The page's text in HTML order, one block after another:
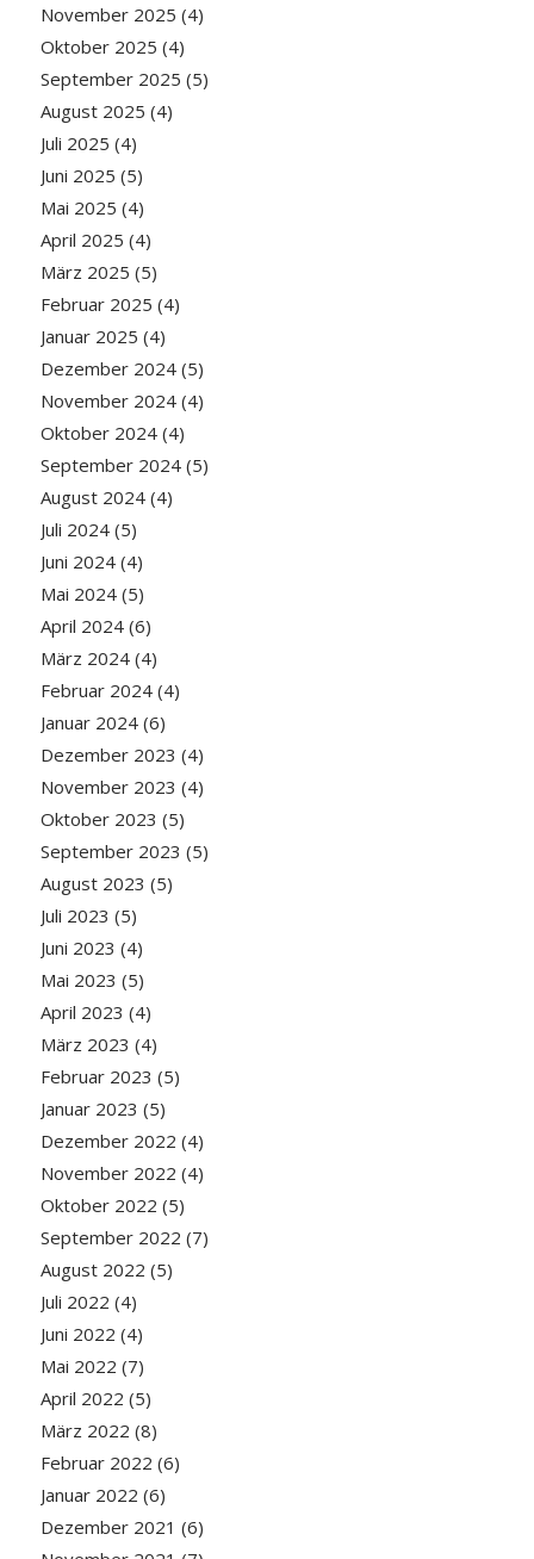
November 2025 (4)
Oktober 2025 (4)
September 2025 (5)
August 2025 (4)
Juli 2025 (4)
Juni 2025 (5)
Mai 2025 (4)
April 2025 (4)
März 2025 (5)
Februar 2025 (4)
Januar 2025 (4)
Dezember 2024(5)
November 2024(4)
Oktober 2024(4)
September 2024(5)
August 2024(4)
Juli 2024(5)
Juni 2024(4)
Mai 2024(5)
April 2024(6)
März 2024(4)
Februar 2024(4)
Januar 2024(6)
Dezember 2023 (4)
November 2023 (4)
Oktober 2023 (5)
September 2023 (5)
August 2023 (5)
Juli 2023 (5)
Juni 2023 (4)
Mai 2023 (5)
April 2023 (4)
März 2023 (4)
Februar 2023 (5)
Januar 2023 (5)
Dezember 2022 (4)
November 2022 (4)
Oktober 2022 (5)
September 2022 (7)
August 2022 (5)
Juli 2022 (4)
Juni 2022 (4)
Mai 2022 (7)
April 2022 (5)
März 2022 (8)
Februar 2022 (6)
Januar 2022 (6)
Dezember 2021 (6)